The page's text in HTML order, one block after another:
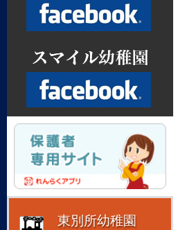
Facebook
Facebook
東別所幼稚園